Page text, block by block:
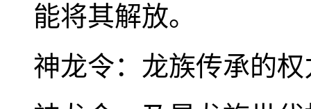
能将其解放。
神龙令：龙族传承的